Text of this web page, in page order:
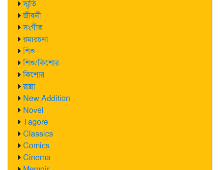
স্মৃতি
জীবনী
সংগীত
রম্যরচনা
শিশু
শিশু/কিশোর
কিশোর
রান্না
New Addition
Novel
Tagore
Classics
Comics
Cinema